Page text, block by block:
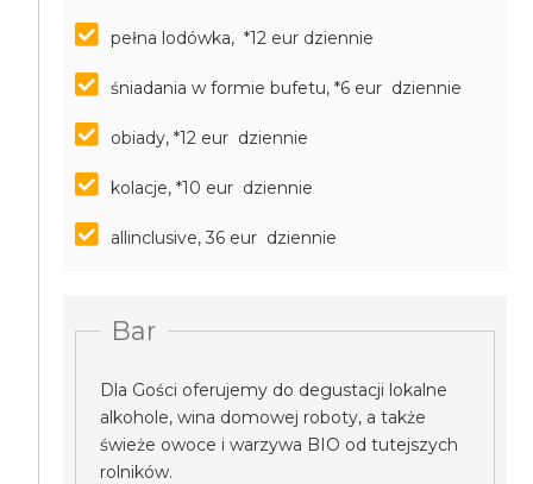
pełna lodówka, *12 eur dziennie
śniadania w formie bufetu, *6 eur dziennie
obiady, *12 eur dziennie
kolacje, *10 eur dziennie
allinclusive, 36 eur dziennie
Bar
Dla Gości oferujemy do degustacji lokalne
alkohole, wina domowej roboty, a także
świeże owoce i warzywa BIO od tutejszych
rolników.